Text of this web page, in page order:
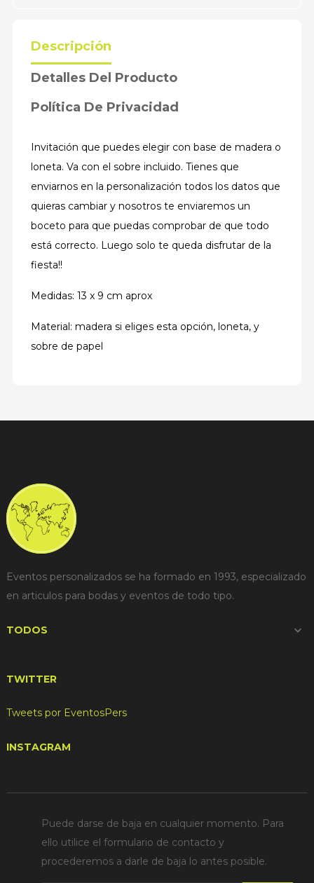
Descripción
Detalles Del Producto
Política De Privacidad
Invitación que puedes elegir con base de madera o
loneta. Va con el sobre incluido. Tienes que
enviarnos en la personalización todos los datos que
quieras cambiar y nosotros te enviaremos un
boceto para que puedas comprobar de que todo
está correcto. Luego solo te queda disfrutar de la
fiesta!!
Medidas: 13 x 9 cm aprox
Material: madera si eliges esta opción, loneta, y
sobre de papel
Eventos personalizados se ha formado en 1993, especializado
en articulos para bodas y eventos de todo tipo.
TODOS 
TWITTER
Tweets por EventosPers
INSTAGRAM
Puede darse de baja en cualquier momento. Para
ello utilice el formulario de contacto y
procederemos a darle de baja lo antes posible.